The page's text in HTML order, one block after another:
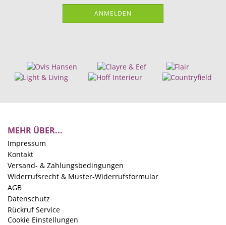
ANMELDEN
MEHR ÜBER...
Impressum
Kontakt
Versand- & Zahlungsbedingungen
Widerrufsrecht & Muster-Widerrufsformular
AGB
Datenschutz
Rückruf Service
Cookie Einstellungen